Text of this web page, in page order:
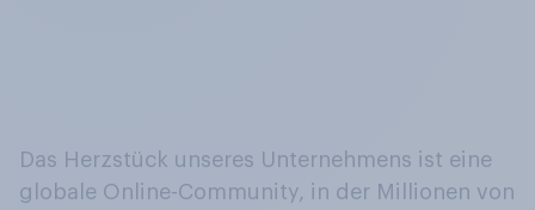
Das Herzstück unseres Unternehmens ist eine
globale Online-Community, in der Millionen von